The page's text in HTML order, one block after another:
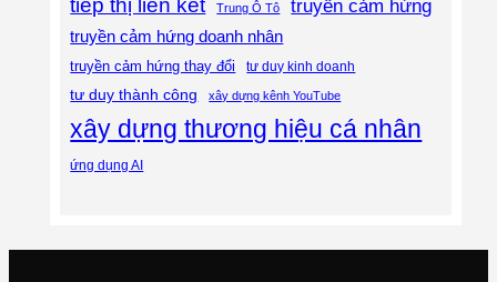
tiếp thị liên kết Trung Ô Tô truyền cảm hứng
truyền cảm hứng doanh nhân
truyền cảm hứng thay đổi tư duy kinh doanh
tư duy thành công xây dựng kênh YouTube
xây dựng thương hiệu cá nhân
ứng dụng AI